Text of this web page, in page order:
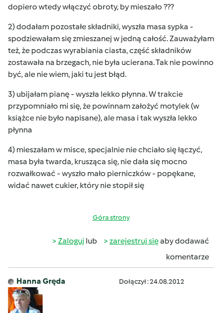
dopiero wtedy włączyć obroty, by mieszało ???
2) dodałam pozostałe składniki, wyszła masa sypka -
spodziewałam się zmieszanej w jedną całość. Zauważyłam
też, że podczas wyrabiania ciasta, część składników
zostawała na brzegach, nie była ucierana. Tak nie powinno
być, ale nie wiem, jaki tu jest błąd.
3) ubijałam pianę - wyszła lekko płynna. W trakcie
przypomniało mi się, że powinnam założyć motylek (w
książce nie było napisane), ale masa i tak wyszła lekko
płynna
4) mieszałam w misce, specjalnie nie chciało się łączyć,
masa była twarda, krusząca się, nie dała się mocno
rozwałkować - wyszło mało pierniczków - popękane,
widać nawet cukier, który nie stopił się
Góra strony
Zaloguj lub zarejestruj sięaby dodawać
komentarze
Hanna Gręda Dołączył : 24.08.2012